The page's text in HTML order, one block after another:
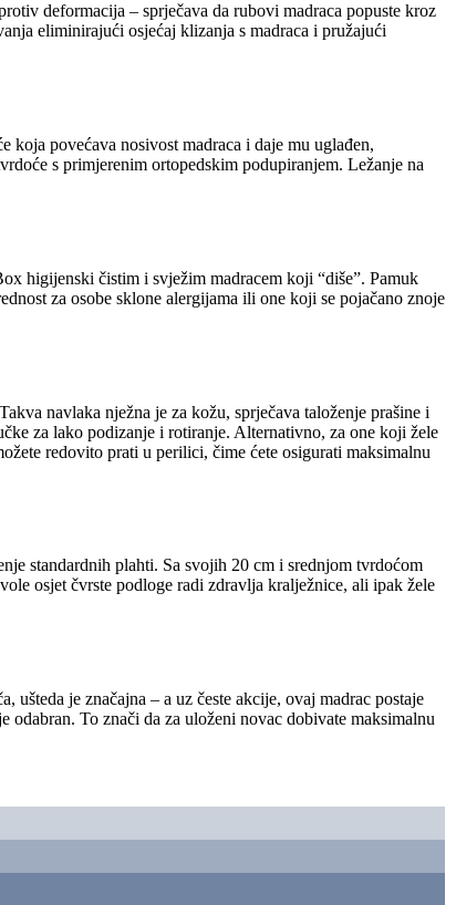
deformacija – sprječava da rubovi madraca popuste kroz
eliminirajući osjećaj klizanja s madraca i pružajući
koja povećava nosivost madraca i daje mu uglađen,
s primjerenim ortopedskim podupiranjem. Ležanje na
higijenski čistim i svježim madracem koji “diše”. Pamuk
za osobe sklone alergijama ili one koji se pojačano znoje
navlaka nježna je za kožu, sprječava taloženje prašine i
za lako podizanje i rotiranje. Alternativno, za one koji žele
redovito prati u perilici, čime ćete osigurati maksimalnu
standardnih plahti. Sa svojih 20 cm i srednjom tvrdoćom
osjet čvrste podloge radi zdravlja kralježnice, ali ipak žele
je značajna – a uz česte akcije, ovaj madrac postaje
To znači da za uloženi novac dobivate maksimalnu